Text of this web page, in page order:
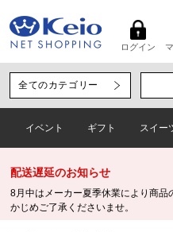
ログイン
イベント ギフト スイー
配送遅延のお知らせ
8月中はメーカー夏季休業により商品
かじめご了承くださいませ。